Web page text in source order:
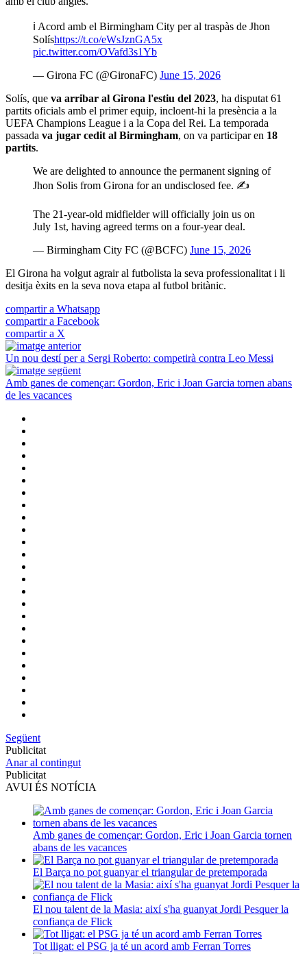
ℹ️ Acord amb el Birmingham City per al traspàs de Jhon
Solíshttps://t.co/eWsJznGA5x
pic.twitter.com/OVafd3s1Yb
— Girona FC (@GironaFC) June 15, 2026
Solís, que va arribar al Girona l'estiu del 2023, ha disputat 61
partits oficials amb el primer equip, incloent-hi la presència a la
UEFA Champions League i a la Copa del Rei. La temporada
passada va jugar cedit al Birmingham, on va participar en 18
partits.
We are delighted to announce the permanent signing of
Jhon Solis from Girona for an undisclosed fee. ✍️
The 21-year-old midfielder will officially join us on
July 1st, having agreed terms on a four-year deal.
— Birmingham City FC (@BCFC) June 15, 2026
El Girona ha volgut agrair al futbolista la seva professionalitat i li
desitja èxits en la seva nova etapa al futbol britànic.
compartir a Whatsapp
compartir a Facebook
compartir a X
Un nou destí per a Sergi Roberto: competirà contra Leo Messi
Amb ganes de començar: Gordon, Eric i Joan Garcia tornen abans
de les vacances
Següent
Publicitat
Anar al contingut
Publicitat
AVUI ÉS NOTÍCIA
Amb ganes de començar: Gordon, Eric i Joan Garcia tornen
abans de les vacances
El Barça no pot guanyar el triangular de pretemporada
El nou talent de la Masia: així s'ha guanyat Jordi Pesquer la
confiança de Flick
Tot lligat: el PSG ja té un acord amb Ferran Torres